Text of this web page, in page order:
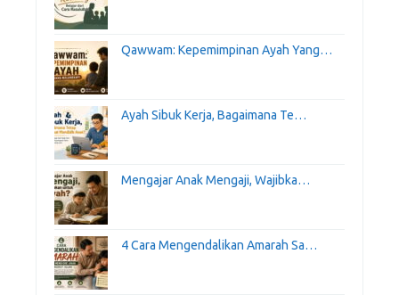
Qawwam: Kepemimpinan Ayah Yang…
Ayah Sibuk Kerja, Bagaimana Te…
Mengajar Anak Mengaji, Wajibka…
4 Cara Mengendalikan Amarah Sa…